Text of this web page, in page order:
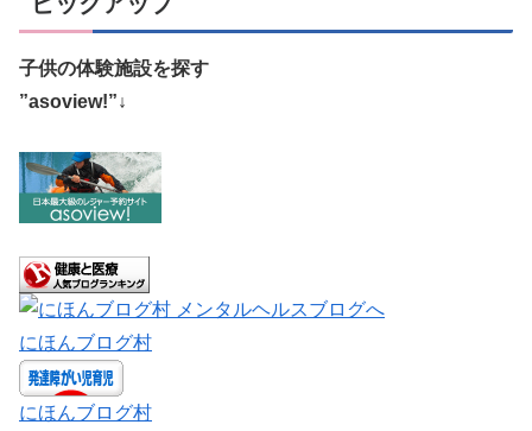
子供の体験施設を探す
”asoview!”↓
にほんブログ村
にほんブログ村